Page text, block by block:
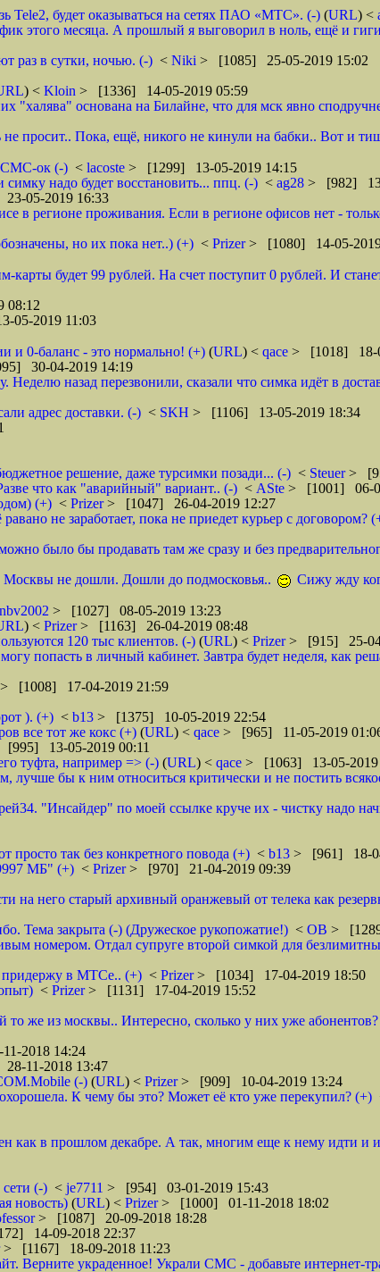
Tele2, будет оказываться на сетях ПАО «МТС». (-) (URL) <
этого месяца. А прошлый я выговорил в ноль, ещё и
раз в сутки, ночью. (-) < Niki > [1085] 25-05-2019 15:02
) < Kloin > [1336] 14-05-2019 05:59
основана на Билайне, что для мск явно
не просит.. Пока, ещё, никого не кинули на бабки.. Вот и
СМС-ок (-) < lacoste > [1299] 13-05-2019 14:15
надо будет восстановить... ппц. (-) < ag28 > [982]
05-2019 16:33
в регионе проживания. Если в регионе офисов нет -
но их пока нет..) (+) < Prizer> [1080] 14-05-
будет 99 рублей. На счет поступит 0 рублей. И
08:12
05-2019 11:03
и 0-баланс - это нормально! (+) (URL) < qace > [1018] 18-
30-04-2019 14:19
Неделю назад перезвонили, сказали что симка идёт в
адрес доставки. (-) < SKH > [1106] 13-05-2019 18:34
решение, даже турсимки позади... (-) < Steuer>
что как "аварийный" вариант.. (-) < ASte > [1001] 06-
(+) < Prizer> [1047] 26-04-2019 12:27
не заработает, пока не приедет курьер с договором?
было бы продавать там же сразу и без
Москвы не дошли. Дошли до подмосковья..
Сижу жду
nbv2002 > [1027] 08-05-2019 13:23
) < Prizer> [1163] 26-04-2019 08:48
120 тыс клиентов. (-) (URL) < Prizer> [915] 25-
попасть в личный кабинет. Завтра будет неделя, как
> [1008] 17-04-2019 21:59
). (+) < b13 > [1375] 10-05-2019 22:54
все тот же кокс (+) (URL) < qace > [965] 11-05-2019
13-05-2019 00:11
туфта, например => (-) (URL) < qace > [1063] 13-05-2019
бы к ним относиться критически и не постить
"Инсайдер" по моей ссылке круче их - чистку надо
просто так без конкретного повода (+) < b13 > [961] 18-
МБ" (+) < Prizer> [970] 21-04-2019 09:39
него старый архивный оранжевый от телека как
Тема закрыта (-) (Дружеское рукопожатие!) < ОВ >
номером. Отдал супруге второй симкой для
придержу в МТСе.. (+) < Prizer> [1034] 17-04-2019 18:50
< Prizer> [1131] 17-04-2019 15:52
же из москвы.. Интересно, сколько у них уже
2018 14:24
11-2018 13:47
(-) (URL) < Prizer> [909] 10-04-2019 13:24
К чему бы это? Может её кто уже перекупил? (+)
как в прошлом декабре. А так, многим еще к нему идти и
сети (-) < je7711 > [954] 03-01-2019 15:43
новость) (URL) < Prizer> [1000] 01-11-2018 18:02
> [1087] 20-09-2018 18:28
14-09-2018 22:37
> [1167] 18-09-2018 11:23
Верните украденное! Украли СМС - добавьте интернет-